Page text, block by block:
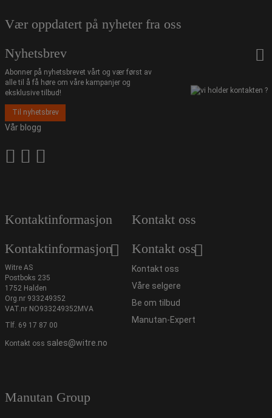
Vær oppdatert på nyheter fra oss
Nyhetsbrev
Abonner på nyhetsbrevet vårt og vær først av
alle til å få høre om våre kampanjer og
eksklusive tilbud!
Til nyhetsbrev
Vår blogg
Kontaktinformasjon
Kontaktinformasjon
Witre AS
Postboks 235
1752 Halden
Org.nr 933249352
VAT.nr NO933249352MVA
Tlf. 69 17 87 00
Kontakt oss sales@witre.no
Kontakt oss
Kontakt oss
Kontakt oss
Våre selgere
Be om tilbud
Manutan-Expert
Manutan Group